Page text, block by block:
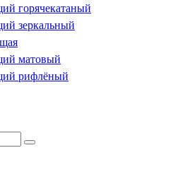
горячекатаный
зеркальный
матовый
рифлёный